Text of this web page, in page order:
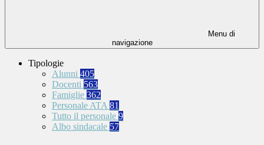
Menu di
navigazione
Tipologie
Alunni 405
Docenti 563
Famiglie 362
Personale ATA 81
Tutto il personale 9
Albo sindacale 57